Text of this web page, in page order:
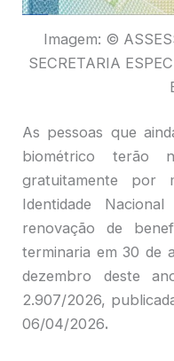
Imagem: ©
SECRETARIA
As pessoas que
biométrico terão
gratuitamente por
Identidade
renovação de
terminaria em 30 de
dezembro deste
2.907/2026,
06/04/2026.